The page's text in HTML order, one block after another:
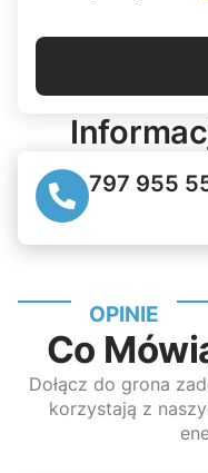
797 955
OPINIE
Co
Dołącz do grona
korzystają z